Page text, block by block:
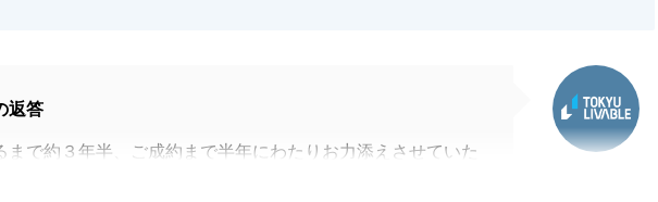
返答
まで約３年半、ご成約まで半年にわたりお力添えさせていた